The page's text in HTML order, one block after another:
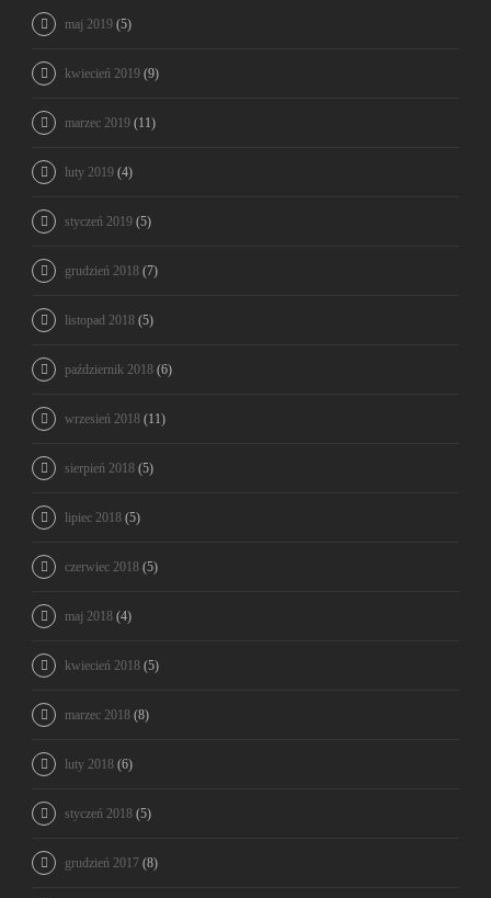
maj 2019 (5)
kwiecień 2019 (9)
marzec 2019 (11)
luty 2019 (4)
styczeń 2019 (5)
grudzień 2018 (7)
listopad 2018 (5)
październik 2018 (6)
wrzesień 2018 (11)
sierpień 2018 (5)
lipiec 2018 (5)
czerwiec 2018 (5)
maj 2018 (4)
kwiecień 2018 (5)
marzec 2018 (8)
luty 2018 (6)
styczeń 2018 (5)
grudzień 2017 (8)